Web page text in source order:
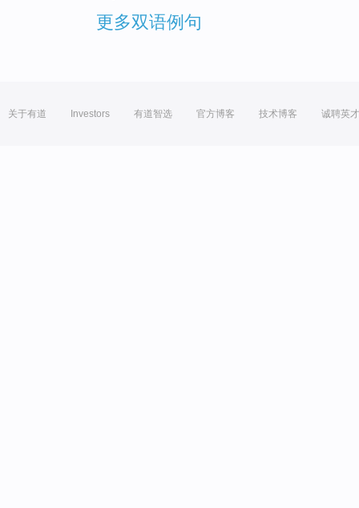
更多双语例句
关于有道 Investors 有道智选 官方博客 技术博客 诚聘英才